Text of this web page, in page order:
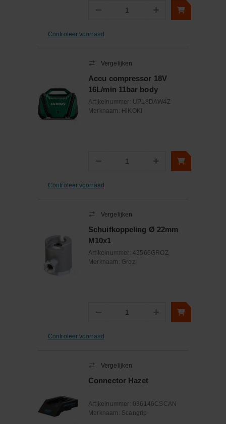
− Aantal +
Controleer voorraad
Vergelijken
Accu compressor 18V
16L/min 11bar body
Artikelnummer: UP18DAW4Z
Merknaam: HiKOKI
− Aantal +
Controleer voorraad
Vergelijken
Schuifkoppeling Ø 22mm
M10x1
Artikelnummer: 43566GROZ
Merknaam: Groz
− Aantal +
Controleer voorraad
Vergelijken
Connector Hazet
Artikelnummer: 036146CSCAN
Merknaam: Scangrip